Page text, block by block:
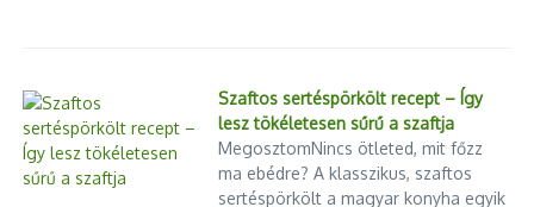
Szaftos sertéspörkölt recept – Így
lesz tökéletesen sűrű a szaftja
MegosztomNincs ötleted, mit főzz
ma ebédre? A klasszikus, szaftos
sertéspörkölt a magyar konyha egyik